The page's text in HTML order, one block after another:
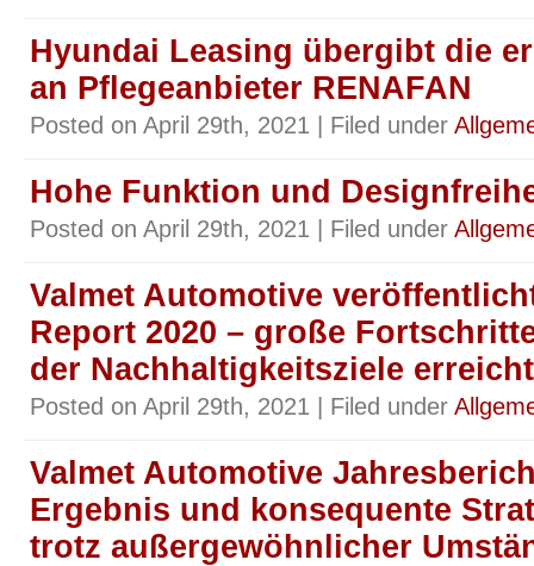
Hyundai Leasing übergibt die
an Pflegeanbieter RENAFAN
Posted on April 29th, 2021 | Filed under
Hohe Funktion und
Posted on April 29th, 2021 | Filed under
Valmet Automotive
Report 2020 – große
der Nachhaltigkeitsziele erreicht
Posted on April 29th, 2021 | Filed under
Valmet Automotive
Ergebnis und konsequente
trotz außergewöhnlicher